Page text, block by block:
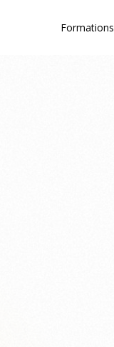
Formations